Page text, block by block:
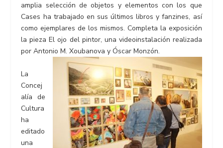
amplia selección de objetos y elementos con los que
Cases ha trabajado en sus últimos libros y fanzines, así
como ejemplares de los mismos. Completa la exposición
la pieza El ojo del pintor, una videoinstalación realizada
por Antonio M. Xoubanova y Óscar Monzón.
La
Concej
alía de
Cultura
ha
editado
una